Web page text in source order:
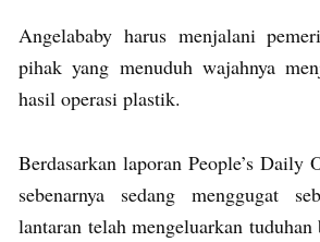
Angelababy harus menjalani
pihak yang menuduh wajahnya
hasil operasi plastik.
Berdasarkan laporan People’s Daily
sebenarnya sedang menggugat
lantaran telah mengeluarkan